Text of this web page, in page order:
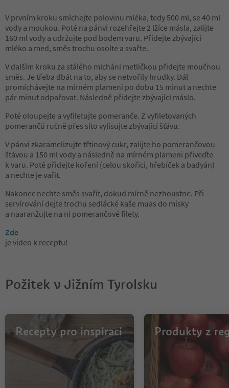
V prvním kroku smíchejte polovinu mléka, tedy 500 ml, se 40 ml
vody a moukou. Poté na pánvi rozehřejte 2 lžíce másla, zalijte
160 ml vody a udržujte pod bodem varu. Přidejte zbývající
mléko a med, směs trochu osolte a svařte.
V dalším kroku za stálého míchání metličkou přidejte moučnou
směs. Je třeba dbát na to, aby se netvořily hrudky. Dál
promíchávejte na mírném plameni po dobu 15 minut a nechte
pár minut odpařovat. Následně přidejte zbývající máslo.
Poté oloupejte a vyfiletujte pomeranče. Z vyfiletovaných
pomerančů ručně přes síto vylisujte zbývající šťávu.
V pánvi zkaramelizujte třtinový cukr, zalijte ho pomerančovou
šťávou a 150 ml vody a následně na mírném plameni přiveďte
k varu. Poté přidejte koření (celou skořici, hřebíček a badyán)
a nechte je vařit.
Nakonec nechte směs svařit, dokud mírně nezhoustne. Při
servírování dejte trochu sedlácké kaše muas do misky
a naaranžujte na ni pomerančové filety.
Zde
je video k receptu!
Požitek v Jižním Tyrolsku
Recepty pro inspiraci Produkty z